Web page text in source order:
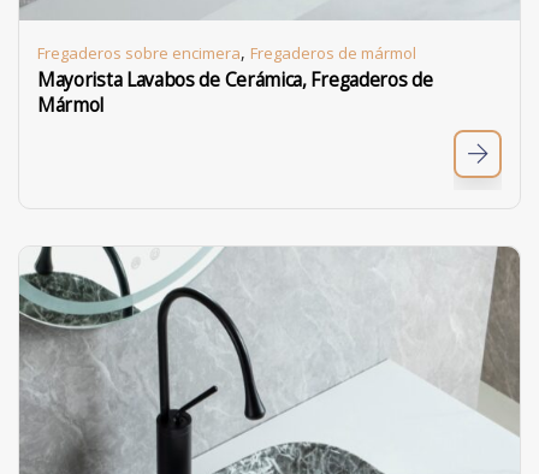
Fregaderos sobre encimera, Fregaderos de mármol
Mayorista Lavabos de Cerámica, Fregaderos de
Mármol